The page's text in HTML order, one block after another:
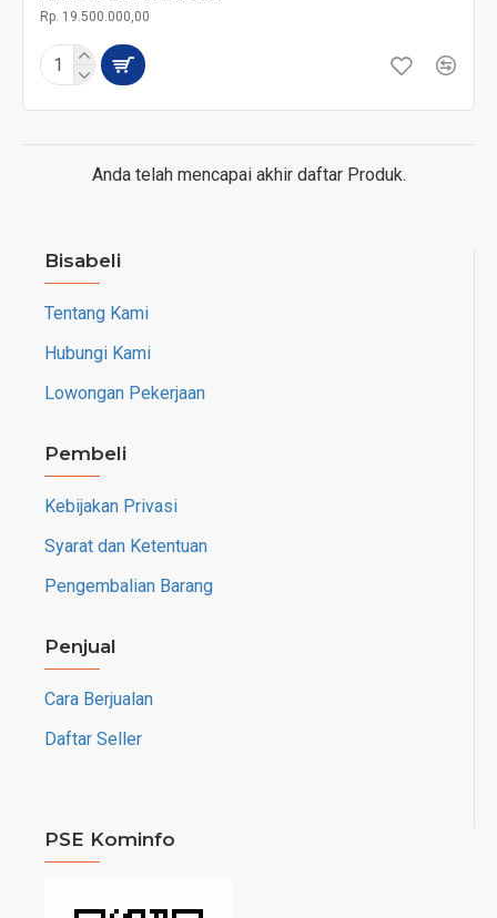
Rp. 19.500.000,00
Anda telah mencapai akhir daftar Produk.
Bisabeli
Tentang Kami
Hubungi Kami
Lowongan Pekerjaan
Pembeli
Kebijakan Privasi
Syarat dan Ketentuan
Pengembalian Barang
Penjual
Cara Berjualan
Daftar Seller
PSE Kominfo